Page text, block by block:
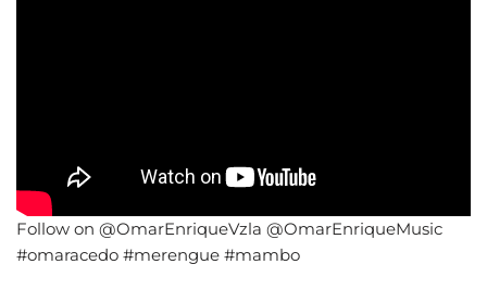
Follow on @OmarEnriqueVzla @OmarEnriqueMusic
#omaracedo #merengue #mambo